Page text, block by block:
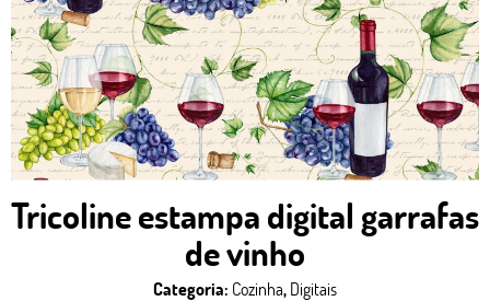
Tricoline estampa digital garrafas
de vinho
Categoria: Cozinha, Digitais